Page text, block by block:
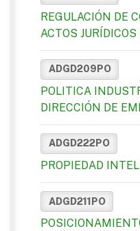
REGULACIÓN DE
ACTOS JURÍDICOS
ADGD209PO
POLITICA
DIRECCIÓN DE
ADGD222PO
PROPIEDAD
ADGD211PO